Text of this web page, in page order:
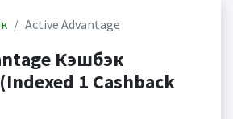
Active Advantage
Кэшбэк
1 Cashback